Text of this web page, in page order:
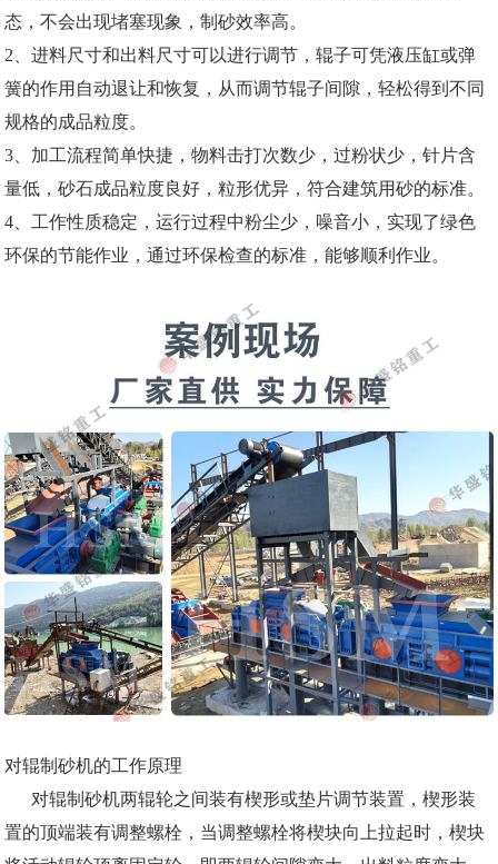
态，不会出现堵塞现象，制砂效率高。
2、进料尺寸和出料尺寸可以进行调节，辊子可凭液压缸或弹
簧的作用自动退让和恢复，从而调节辊子间隙，轻松得到不同
规格的成品粒度。
3、加工流程简单快捷，物料击打次数少，过粉状少，针片含
量低，砂石成品粒度良好，粒形优异，符合建筑用砂的标准。
4、工作性质稳定，运行过程中粉尘少，噪音小，实现了绿色
环保的节能作业，通过环保检查的标准，能够顺利作业。
对辊制砂机的工作原理
对辊制砂机两辊轮之间装有楔形或垫片调节装置，楔形装
置的顶端装有调整螺栓，当调整螺栓将楔块向上拉起时，楔块